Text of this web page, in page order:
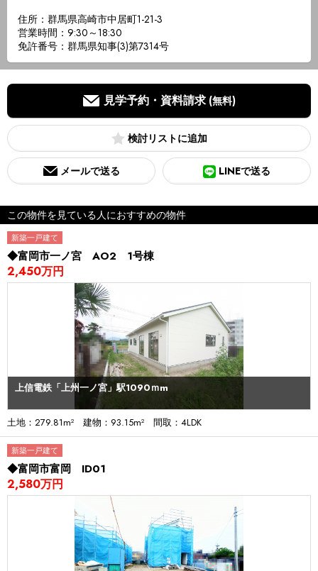
住所：群馬県高崎市中居町1-21-3
営業時間：9:30～18:30
免許番号：群馬県知事(3)第7314号
見学予約・資料請求 (無料)
検討リスト
メールで送る LINEで送る
この物件を見ている人におすすめの物件
新築一戸建て
◆富岡市一ノ宮 AO2 1号棟
2,450万円
上信電鉄「上州一ノ宮」駅1090ｍm
土地：279.81m² 建物：93.15m² 間取：4LDK
新築一戸建て
◆富岡市富岡 ID01
2,580万円